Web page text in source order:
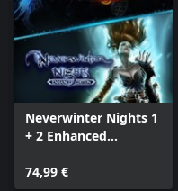
Neverwinter Nights 1
+ 2 Enhanced
74,99 €